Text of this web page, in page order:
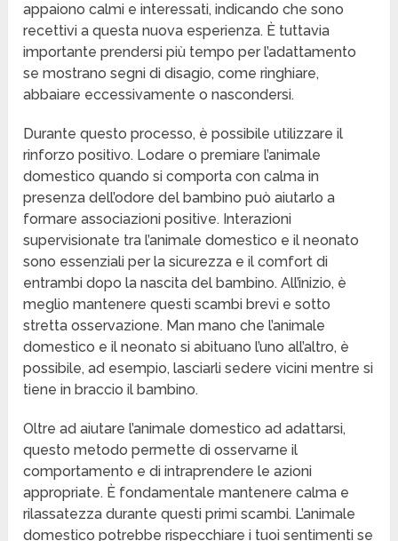
appaiono calmi e interessati, indicando che sono
recettivi a questa nuova esperienza. È tuttavia
importante prendersi più tempo per l’adattamento
se mostrano segni di disagio, come ringhiare,
abbaiare eccessivamente o nascondersi.
Durante questo processo, è possibile utilizzare il
rinforzo positivo. Lodare o premiare l’animale
domestico quando si comporta con calma in
presenza dell’odore del bambino può aiutarlo a
formare associazioni positive. Interazioni
supervisionate tra l’animale domestico e il neonato
sono essenziali per la sicurezza e il comfort di
entrambi dopo la nascita del bambino. All’inizio, è
meglio mantenere questi scambi brevi e sotto
stretta osservazione. Man mano che l’animale
domestico e il neonato si abituano l’uno all’altro, è
possibile, ad esempio, lasciarli sedere vicini mentre si
tiene in braccio il bambino.
Oltre ad aiutare l’animale domestico ad adattarsi,
questo metodo permette di osservarne il
comportamento e di intraprendere le azioni
appropriate. È fondamentale mantenere calma e
rilassatezza durante questi primi scambi. L’animale
domestico potrebbe rispecchiare i tuoi sentimenti se